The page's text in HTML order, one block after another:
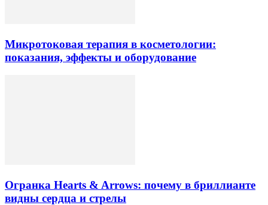
Микротоковая терапия в косметологии:
показания, эффекты и оборудование
Огранка Hearts & Arrows: почему в бриллианте
видны сердца и стрелы